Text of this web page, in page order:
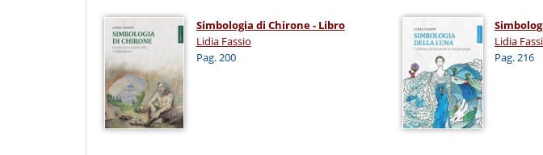
Simbologia di Chirone - Libro
Lidia Fassio
Pag. 200
Lidia
Pag. 216